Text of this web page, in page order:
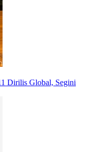
Dirilis Global, Segini